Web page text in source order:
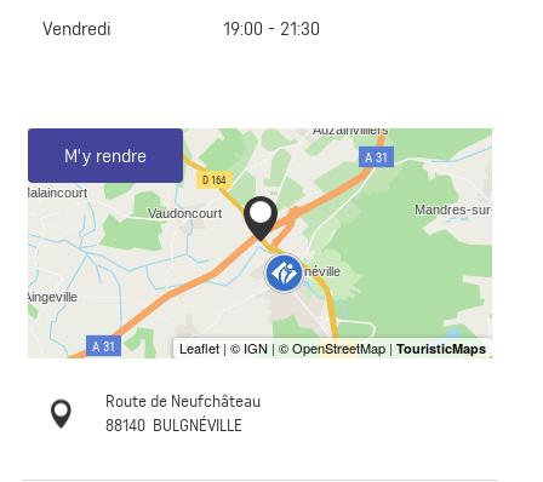
Vendredi 19:00 - 21:30
M'y rendre
Route de Neufchâteau
88140 BULGNÉVILLE